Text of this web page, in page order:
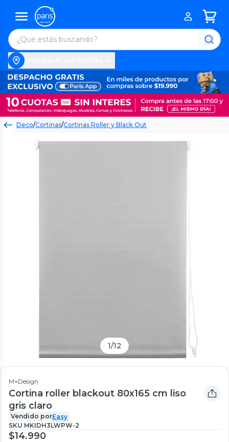
Deco/Cortinas/Cortinas Roller y Black Out
1/12
M+Design
Cortina roller blackout 80x165 cm liso
gris claro
Vendido porEasy
SKU MKIDH3LWPW-2
$14.990